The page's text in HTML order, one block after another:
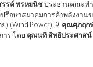
รรค์ พรหมนิช ประธานคณะท
รึกษาสมาคมการค้าพลังงาน
(Wind Power), 9. คุณศุภฤก
าร โดย​ คุณนที สิทธิประศาสน์